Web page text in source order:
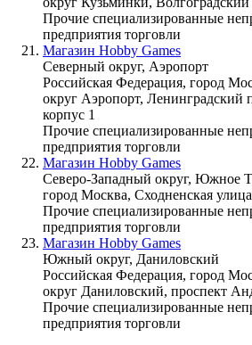
Прочие специализированные
предприятия торговли
Магазин Hobby Games
Северный округ, Аэропорт
Российская Федерация, город
округ Аэропорт, Ленинградский
корпус 1
Прочие специализированные
предприятия торговли
Магазин Hobby Games
Северо-Западный округ, Южное
город Москва, Сходненская
Прочие специализированные
предприятия торговли
Магазин Hobby Games
Южный округ, Даниловский
Российская Федерация, город
округ Даниловский, проспект
Прочие специализированные
предприятия торговли